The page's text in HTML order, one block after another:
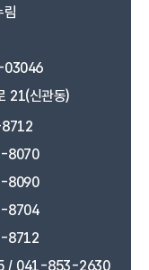
21(신관동)
8070
8090
8704
8712
/ 041-853-2630